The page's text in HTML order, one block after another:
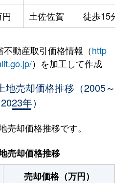
土佐佐賀 徒歩15分
動産取引価格情報（http
）を加工して作成
地売却価格推移（2005～
2023年）
売却価格推移です。
売却価格推移
売却価格（万円）